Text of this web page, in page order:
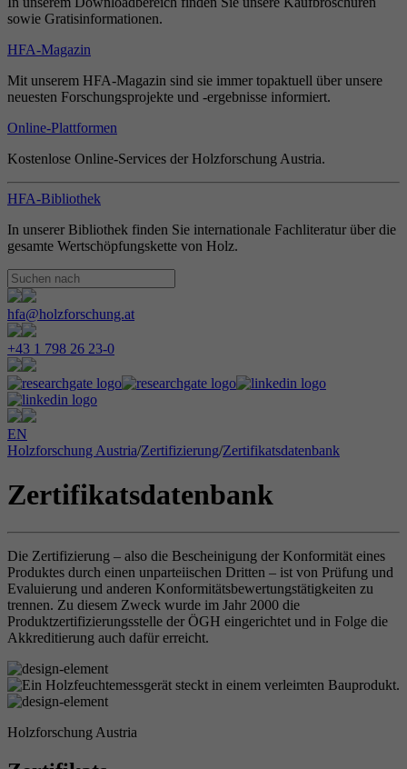
sowie Gratisinformationen.
HFA-Magazin
Mit unserem HFA-Magazin sind sie immer topaktuell über unsere
neuesten Forschungsprojekte und -ergebnisse informiert.
Online-Plattformen
Kostenlose Online-Services der Holzforschung Austria.
HFA-Bibliothek
In unserer Bibliothek finden Sie internationale Fachliteratur über die
gesamte Wertschöpfungskette von Holz.
hfa@holzforschung.at
+43 1 798 26 23-0
EN
Holzforschung Austria/Zertifizierung/Zertifikatsdatenbank
Zertifikatsdatenbank
Die Zertifizierung – also die Bescheinigung der Konformität eines
Produktes durch einen unparteiischen Dritten – ist von Prüfung und
Evaluierung und anderen Konformitätsbewertungstätigkeiten zu
trennen. Zu diesem Zweck wurde im Jahr 2000 die
Produktzertifizierungsstelle der ÖGH eingerichtet und in Folge die
Akkreditierung auch dafür erreicht.
Holzforschung Austria